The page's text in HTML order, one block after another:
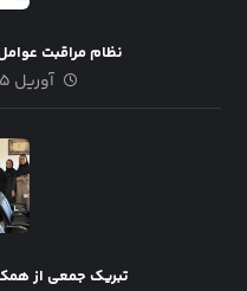
نظام مراقبت
آوریل ۲۵, ۲۰۲۴
تبریک جمعی از